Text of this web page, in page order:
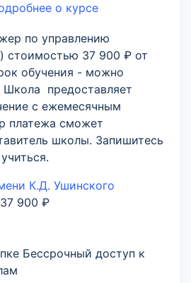
о курсе
по управлению
стоимостью 37 900 ₽ от
обучения - можно
Школа предоставляет
с ежемесячным
платежа сможет
школы. Запишитесь
К.Д. Ушинского
37 900 ₽
Бессрочный доступ к